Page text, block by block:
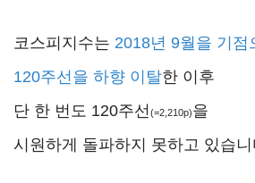
코스피지수는 2018년 9월을 기점
120주선을 하향 이탈한 이후
단 한 번도 120주선(=2,210p)을
시원하게 돌파하지 못하고 있습니